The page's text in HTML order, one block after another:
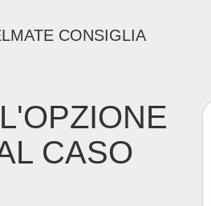
CONSIGLIA
CASO